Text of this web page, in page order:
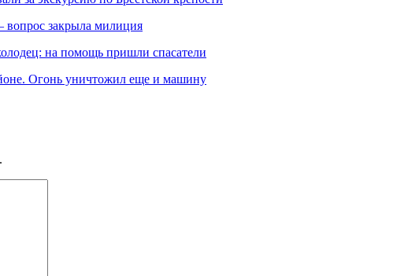
вопрос закрыла милиция
на помощь пришли спасатели
Огонь уничтожил еще и машину